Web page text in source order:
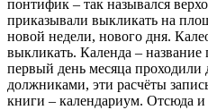
понтифик – так назывался
приказывали выкликать на
новой недели, нового дня.
выкликать. Календа – название
первый день месяца проходили
должниками, эти расчёты
книги – календариум. Отсюда